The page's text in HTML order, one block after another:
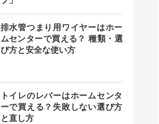
排水管つまり用ワイヤーはホー
ムセンターで買える？ 種類・選
び方と安全な使い方
トイレのレバーはホームセンタ
ーで買える？失敗しない選び方
と直し方